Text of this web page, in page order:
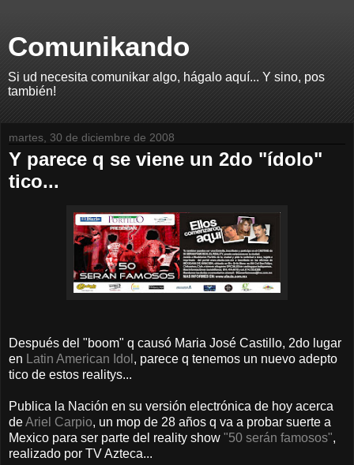
Comunikando
Si ud necesita comunikar algo, hágalo aquí... Y sino, pos
también!
martes, 30 de diciembre de 2008
Y parece q se viene un 2do "ídolo"
tico...
Después del "boom" q causó Maria José Castillo, 2do lugar
en Latin American Idol , parece q tenemos un nuevo adepto
tico de estos realitys...
Publica la Nación en su versión electrónica de hoy acerca
deAriel Carpio, un mop de 28 años q va a probar suerte a
Mexico para ser parte del reality show "50 serán famosos",
realizado por TV Azteca...